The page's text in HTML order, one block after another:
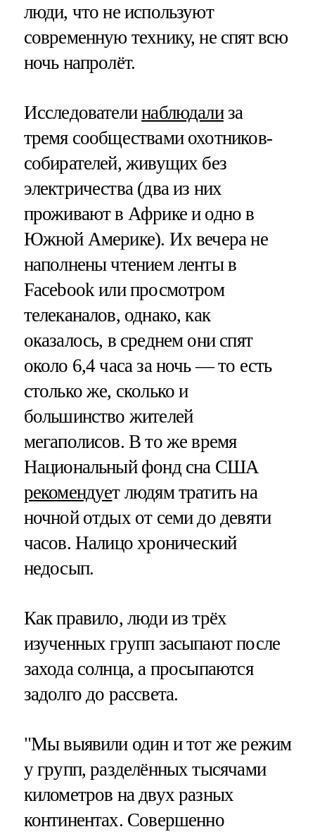
люди, что не используют
современную технику, не спят всю
ночь напролёт.
Исследователинаблюдализа
тремя сообществами охотников-
собирателей, живущих без
электричества (два из них
проживают в Африке и одно в
Южной Америке). Их вечера не
наполнены чтением ленты в
Facebook или просмотром
телеканалов, однако, как
оказалось, в среднем они спят
около 6,4 часа за ночь — то есть
столько же, сколько и
большинство жителей
мегаполисов. В то же время
Национальный фонд сна США
рекомендует людям тратить на
ночной отдых от семи до девяти
часов. Налицо хронический
недосып.
Как правило, люди из трёх
изученных групп засыпают после
захода солнца, а просыпаются
задолго до рассвета.
"Мы выявили один и тот же режим
у групп, разделённых тысячами
километров на двух разных
континентах. Совершенно